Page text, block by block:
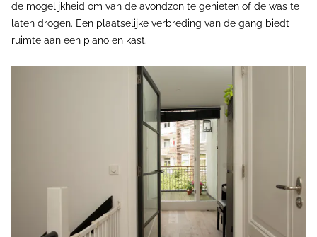
de mogelijkheid om van de avondzon te genieten of de was te
laten drogen. Een plaatselijke verbreding van de gang biedt
ruimte aan een piano en kast.